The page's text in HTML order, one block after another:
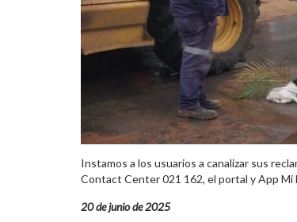
Instamos a los usuarios a canalizar sus
Contact Center 021 162, el portal y App Mi
20 de junio de 2025